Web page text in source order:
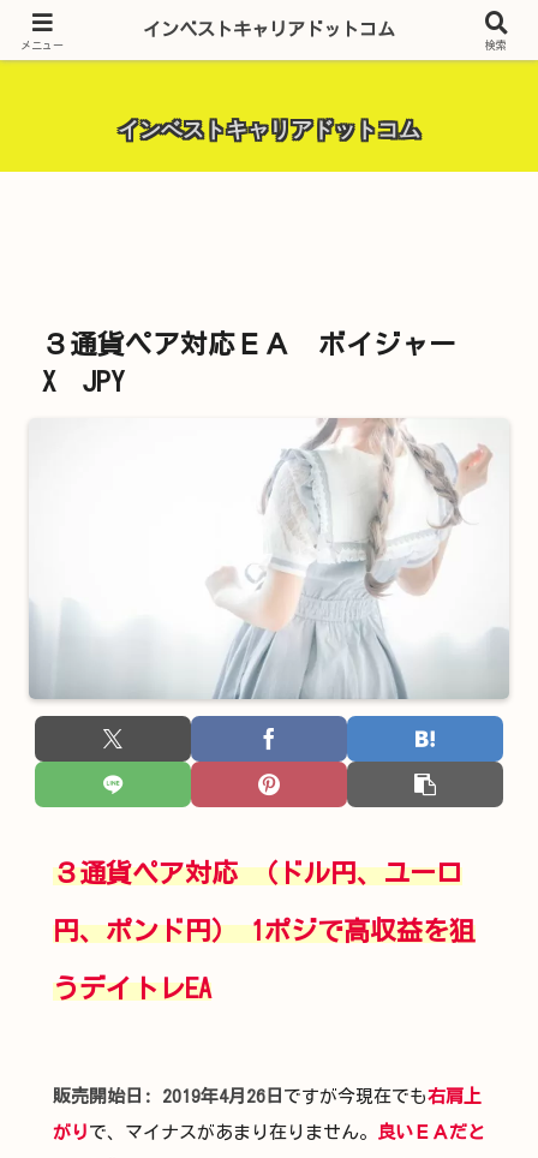
昨今話題の投資全般・金融関連全般・ＦＸトレード全般・生活に役立つ情報・
インベストキャリアドットコム
３通貨ペア対応ＥＡ ボイジャー
X JPY
３通貨ペア対応 （ドル円、ユーロ
円、ポンド円） 1ポジで高収益を狙
うデイトレEA
販売開始日: 2019年4月26日 ですが今現在でも右肩上
がり で、マイナスがあまり在りません。 良いＥＡだと
メニュー
インベストキャリアドットコム
検索